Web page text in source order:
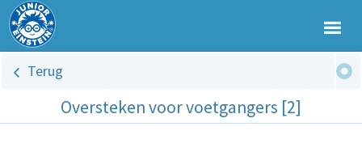
Terug
Oversteken voor voetgangers [2]